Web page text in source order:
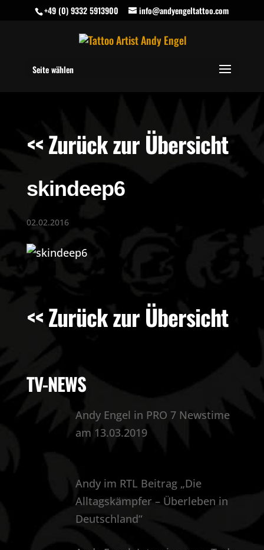
+49 (0) 9332 5913900 info@andyengeltattoo.com
Seite wählen
<< Zurück zur Übersicht
skindeep6
02.02.2016
<< Zurück zur Übersicht
TV-NEWS
Andy Engel in PRO 7 Newstime
am 13.03.2019
Andy im RTL Beitrag „Die
Alltagskämpfer – Überleben in
Deutschland“